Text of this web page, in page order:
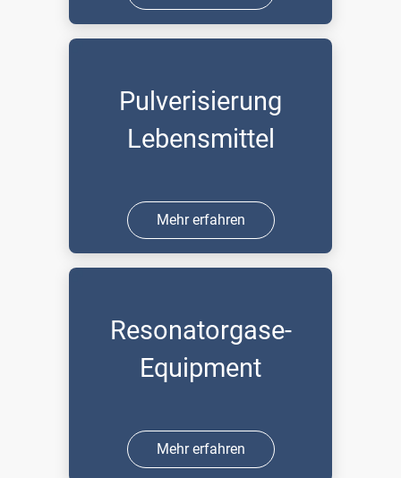
Pulverisierung
Lebensmittel
Mehr erfahren
Resonatorgase-
Equipment
Mehr erfahren